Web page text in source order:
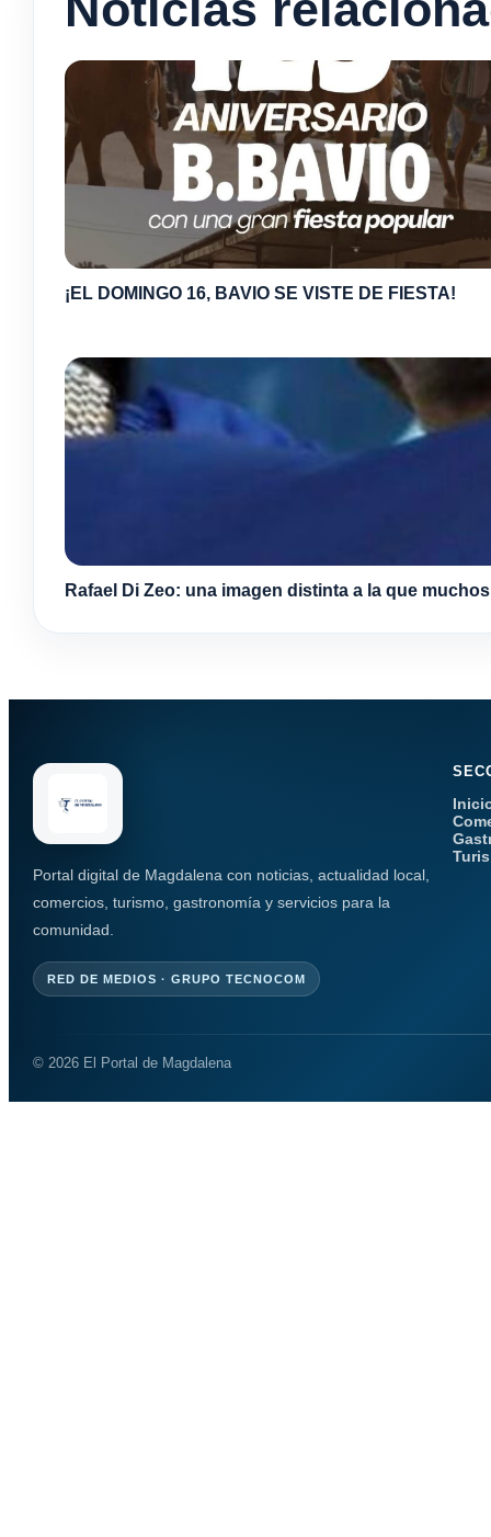
¡EL DOMINGO 16, BAVIO SE VISTE DE FIESTA!
Rafael Di Zeo: una imagen distinta a la que
Portal digital de Magdalena con noticias, actualidad local,
comercios, turismo, gastronomía y servicios para la
comunidad.
RED DE MEDIOS · GRUPO TECNOCOM
© 2026 El Portal de Magdalena